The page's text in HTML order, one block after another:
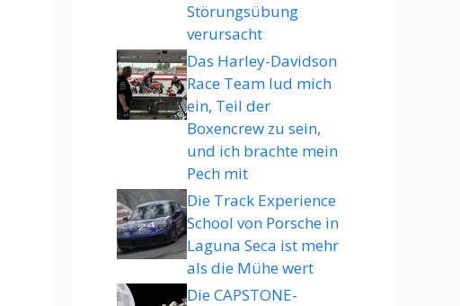
Störungsübung
verursacht
Das Harley-Davidson
Race Team lud mich
ein, Teil der
Boxencrew zu sein,
und ich brachte mein
Pech mit
Die Track Experience
School von Porsche in
Laguna Seca ist mehr
als die Mühe wert
Die CAPSTONE-